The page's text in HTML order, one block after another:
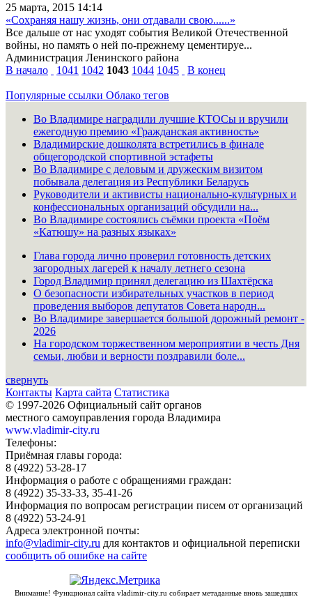
25 марта, 2015 14:14
«Сохраняя нашу жизнь, они отдавали свою......»
Все дальше от нас уходят события Великой Отечественной
войны, но память о ней по-прежнему цементируе...
Администрация Ленинского района
В начало
1041 1042 1043 1044 1045 В конец
Популярные ссылки Облако тегов
Во Владимире наградили лучшие КТОСы и вручили
ежегодную премию «Гражданская активность»
Владимирские дошколята встретились в финале
общегородской спортивной эстафеты
Во Владимире с деловым и дружеским визитом
побывала делегация из Республики Беларусь
Руководители и активисты национально-культурных и
конфессиональных организаций обсудили на...
Во Владимире состоялись съёмки проекта «Поём
«Катюшу» на разных языках»
Глава города лично проверил готовность детских
загородных лагерей к началу летнего сезона
Город Владимир принял делегацию из Шахтёрска
О безопасности избирательных участков в период
проведения выборов депутатов Совета народн...
Во Владимире завершается большой дорожный ремонт -
2026
На городском торжественном мероприятии в честь Дня
семьи, любви и верности поздравили боле...
свернуть
Контакты Карта сайта Статистика
© 1997-2026 Официальный сайт органов
местного самоуправления города Владимира
www.vladimir-city.ru
Телефоны:
Приёмная главы города:
8 (4922) 53-28-17
Информация о работе с обращениями граждан:
8 (4922) 35-33-33, 35-41-26
Информация по вопросам регистрации писем от организаций
8 (4922) 53-24-91
Адреса электронной почты:
info@vladimir-city.ru для контактов и официальной переписки
сообщить об ошибке на сайте
Внимание! Функционал сайта vladimir-city.ru собирает метаданные вновь зашедших